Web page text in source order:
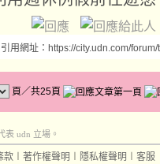
引用網址：https://city.udn.com/
頁／共25頁
表 udn 立場。
款 著作權聲明 隱私權聲明 客服